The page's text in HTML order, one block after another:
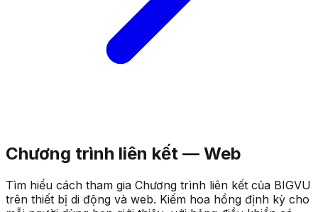
Chương trình liên kết — Web
Tìm hiểu cách tham gia Chương trình liên kết của BIGVU
trên thiết bị di động và web. Kiếm hoa hồng định kỳ cho